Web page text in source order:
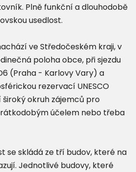
Plně funkční a dlouhodobě
usedlost.
ve Středočeském kraji, v
poloha obce, při sjezdu
(Praha - Karlovy Vary) a
rezervací UNESCO
okruh zájemců pro
účelem nebo třeba
se skládá ze tří budov, které na
Jednotlivé budovy, které